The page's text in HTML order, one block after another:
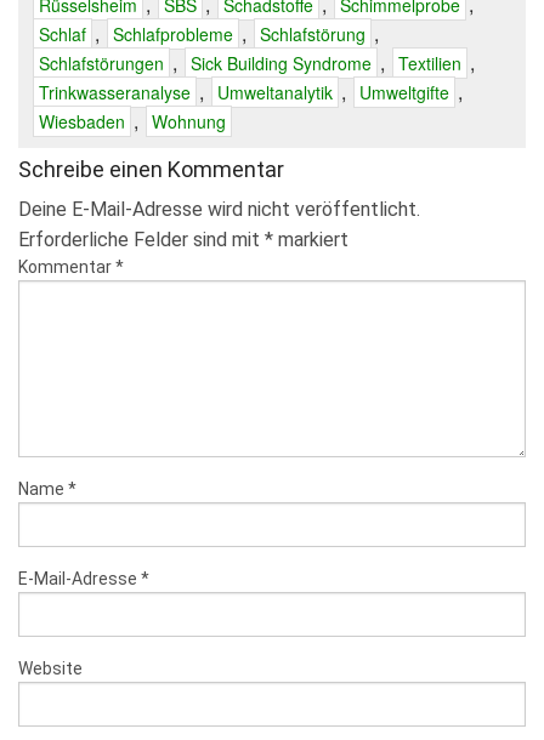
Rüsselsheim SBS Schadstoffe Schimmelprobe
Schlaf , Schlafprobleme , Schlafstörung ,
Schlafstörungen , Sick Building Syndrome , Textilien ,
Trinkwasseranalyse , Umweltanalytik , Umweltgifte ,
Wiesbaden , Wohnung
Schreibe einen Kommentar
Deine E-Mail-Adresse wird nicht veröffentlicht.
Erforderliche Felder sind mit * markiert
Kommentar*
Name *
E-Mail-Adresse *
Website